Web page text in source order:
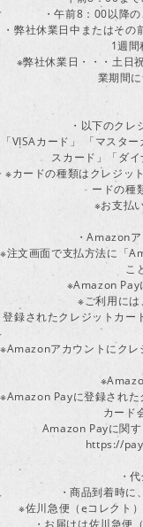
・午前8：00以降
・弊社休業日中またはそ
1週間
※弊社休業日・・・土日
業期間
・以下のクレ
「VISAカード」 「マスタ
スカード」「ダ
※カードの種類はクレジッ
ードの種
※お支払
・Amazon
※注文画面で支払方法に「
こ
※Amazon Pay
※ご利用には
登録されたクレジットカー
※Amazonアカウントにクレ
※Amazon Payに登録された
カード
Amazon Payに関す
https://
・
・商品到着時に
※佐川急便（eコレクト）
・お届けは佐川急便